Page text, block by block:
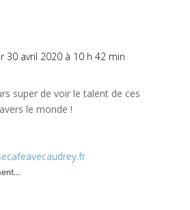
30 avril 2020 à 10 h 42 min
super de voir le talent de ces
le monde !